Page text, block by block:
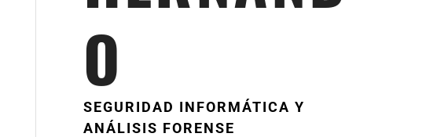
O
SEGURIDAD INFORMÁTICA Y
ANÁLISIS FORENSE